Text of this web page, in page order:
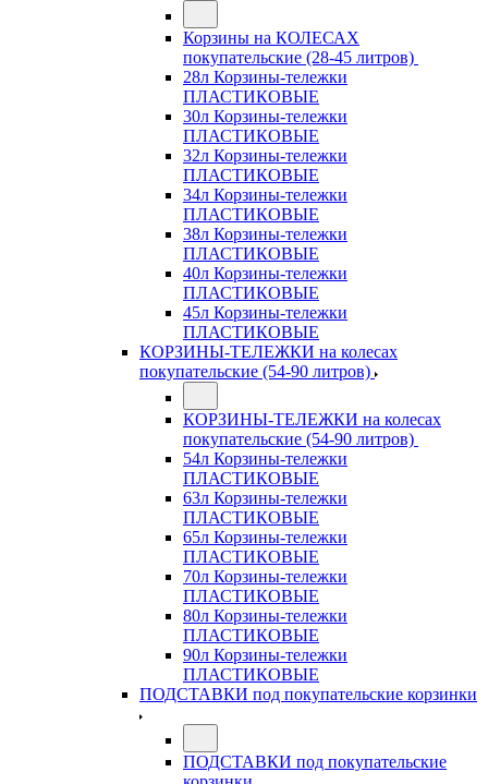
Корзины на КОЛЕСАХ
покупательские (28-45 литров)
28л Корзины-тележки
ПЛАСТИКОВЫЕ
30л Корзины-тележки
ПЛАСТИКОВЫЕ
32л Корзины-тележки
ПЛАСТИКОВЫЕ
34л Корзины-тележки
ПЛАСТИКОВЫЕ
38л Корзины-тележки
ПЛАСТИКОВЫЕ
40л Корзины-тележки
ПЛАСТИКОВЫЕ
45л Корзины-тележки
ПЛАСТИКОВЫЕ
КОРЗИНЫ-ТЕЛЕЖКИ на колесах
покупательские (54-90 литров)
КОРЗИНЫ-ТЕЛЕЖКИ на колесах
покупательские (54-90 литров)
54л Корзины-тележки
ПЛАСТИКОВЫЕ
63л Корзины-тележки
ПЛАСТИКОВЫЕ
65л Корзины-тележки
ПЛАСТИКОВЫЕ
70л Корзины-тележки
ПЛАСТИКОВЫЕ
80л Корзины-тележки
ПЛАСТИКОВЫЕ
90л Корзины-тележки
ПЛАСТИКОВЫЕ
ПОДСТАВКИ под покупательские корзинки
ПОДСТАВКИ под покупательские